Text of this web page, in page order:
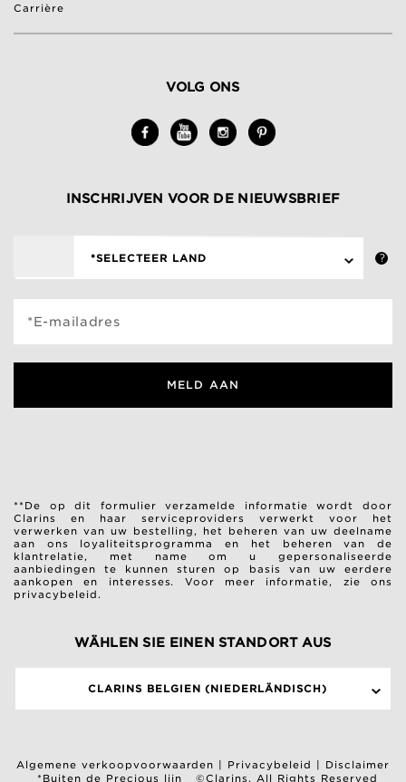
Carrière
VOLG ONS
INSCHRIJVEN VOOR DE NIEUWSBRIEF
*SELECTEER LAND
*E-mailadres
MELD AAN
**De op dit formulier verzamelde informatie wordt door
Clarins en haar serviceproviders verwerkt voor het
verwerken van uw bestelling, het beheren van uw deelname
aan ons loyaliteitsprogramma en het beheren van de
klantrelatie, met name om u gepersonaliseerde
aanbiedingen te kunnen sturen op basis van uw eerdere
aankopen en interesses. Voor meer informatie, zie ons
privacybeleid.
WÄHLEN SIE EINEN STANDORT AUS
CLARINS BELGIEN (NIEDERLÄNDISCH)
Algemene verkoopvoorwaarden | Privacybeleid | Disclaimer
*Buiten de Precious lijn
©Clarins. All Rights Reserved